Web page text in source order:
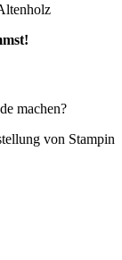
machen?
von Stampin